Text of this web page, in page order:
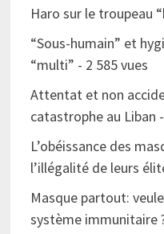
Haro sur le troupeau
“Sous-humain” et
“multi” - 2 585 vues
Attentat et non
catastrophe au Liban
L’obéissance des
l’illégalité de leurs
Masque partout:
système immunitaire